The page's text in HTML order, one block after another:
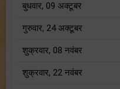
बुधवार, 09 अक्टूबर
गुरुवार, 24 अक्टूबर
शुक्रवार, 08 नवंबर
शुक्रवार, 22 नवंबर